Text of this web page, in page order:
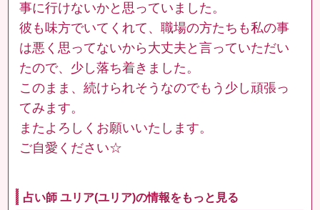
事に行けないかと思っていました。
彼も味方でいてくれて、職場の方たちも私の事
は悪く思ってないから大丈夫と言っていただい
たので、少し落ち着きました。
このまま、続けられそうなのでもう少し頑張っ
てみます。
またよろしくお願いいたします。
ご自愛ください☆
占い師 ユリア(ユリア)の情報をもっと見る